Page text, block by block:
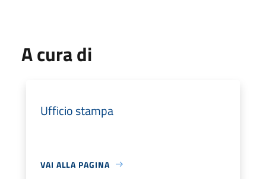
A cura di
Ufficio stampa
VAI ALLA PAGINA